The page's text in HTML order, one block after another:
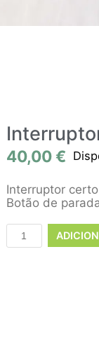
40,00€
Interruptor
Botão de